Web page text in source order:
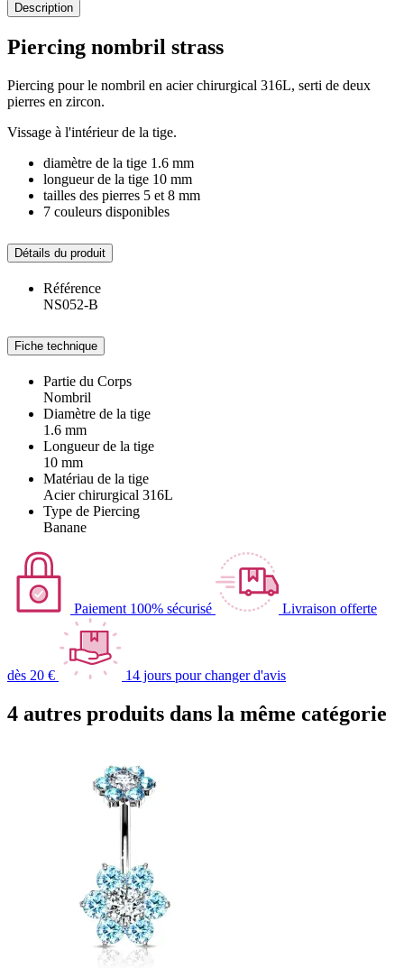
Description
Piercing nombril strass
Piercing pour le nombril en acier chirurgical 316L, serti de deux
pierres en zircon.
Vissage à l'intérieur de la tige.
diamètre de la tige 1.6 mm
longueur de la tige 10 mm
tailles des pierres 5 et 8 mm
7 couleurs disponibles
Détails du produit
Référence
NS052-B
Fiche technique
Partie du Corps
Nombril
Diamètre de la tige
1.6 mm
Longueur de la tige
10 mm
Matériau de la tige
Acier chirurgical 316L
Type de Piercing
Banane
Paiement 100% sécurisé Livraison offerte
dès 20 € 14 jours pour changer d'avis
4 autres produits dans la même catégorie